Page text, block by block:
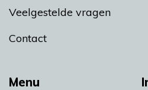
Menu
Veelgestelde vragen
Contact